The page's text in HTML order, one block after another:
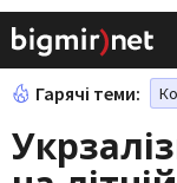
Гарячі теми: